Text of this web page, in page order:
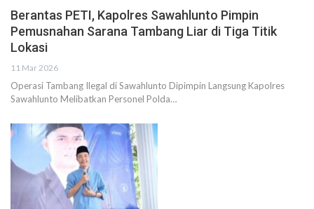
Berantas PETI, Kapolres Sawahlunto Pimpin
Pemusnahan Sarana Tambang Liar di Tiga Titik
Lokasi
11 Mar 2026
Operasi Tambang Ilegal di Sawahlunto Dipimpin Langsung Kapolres
Sawahlunto Melibatkan Personel Polda…